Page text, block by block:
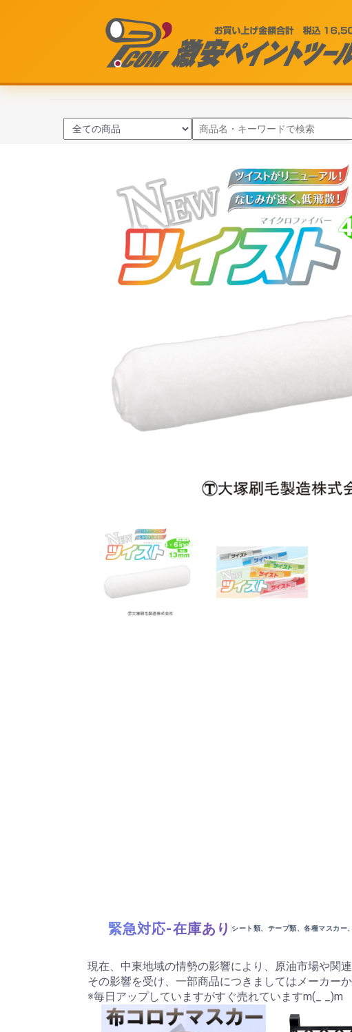
緊急対応-在庫あり シート類、テープ類、各種マスカー
現在、中東地域の情勢の影響により、原油市場や関
その影響を受け、一部商品につきましてはメーカー
※毎日アップしていますがすぐ売れていますm(_ _)m